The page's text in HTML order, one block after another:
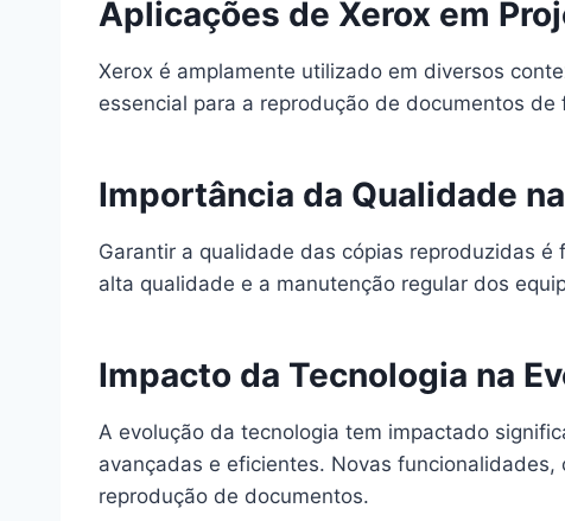
Aplicações de Xerox em
Xerox é amplamente utilizado em diversos
essencial para a reprodução de documentos
Importância da Qualidade
Garantir a qualidade das cópias reproduzidas
alta qualidade e a manutenção regular dos
Impacto da Tecnologia na
A evolução da tecnologia tem impactado
avançadas e eficientes. Novas
reprodução de documentos.